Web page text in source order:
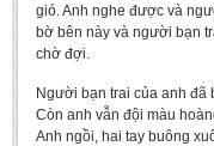
gió. Anh nghe được và
bờ bên này và người bạn
chờ đợi.
Người bạn trai của anh đã
Còn anh vẫn đội màu
Anh ngồi, hai tay buông